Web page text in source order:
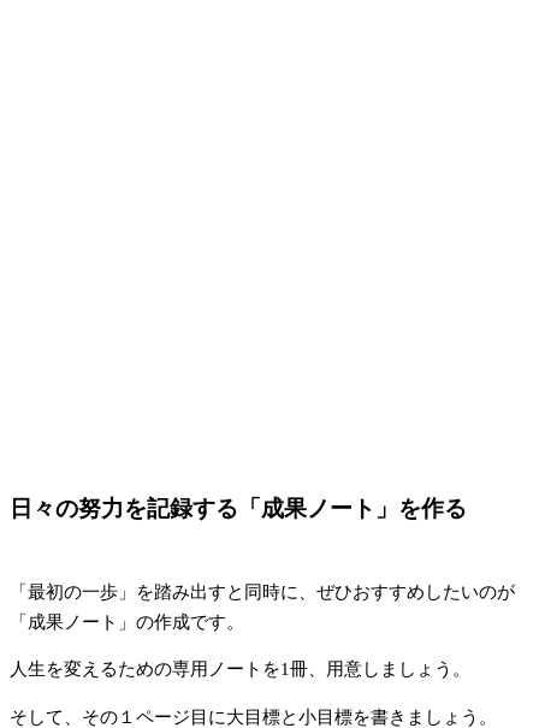
日々の努力を記録する「成果ノート」を作る
「最初の一歩」を踏み出すと同時に、ぜひおすすめしたいのが
「成果ノート」の作成です。
人生を変えるための専用ノートを1冊、用意しましょう。
そして、その１ページ目に大目標と小目標を書きましょう。